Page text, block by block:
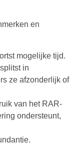
en
mogelijke tijd.
in
ze afzonderlijk of
van het RAR-
ondersteunt,